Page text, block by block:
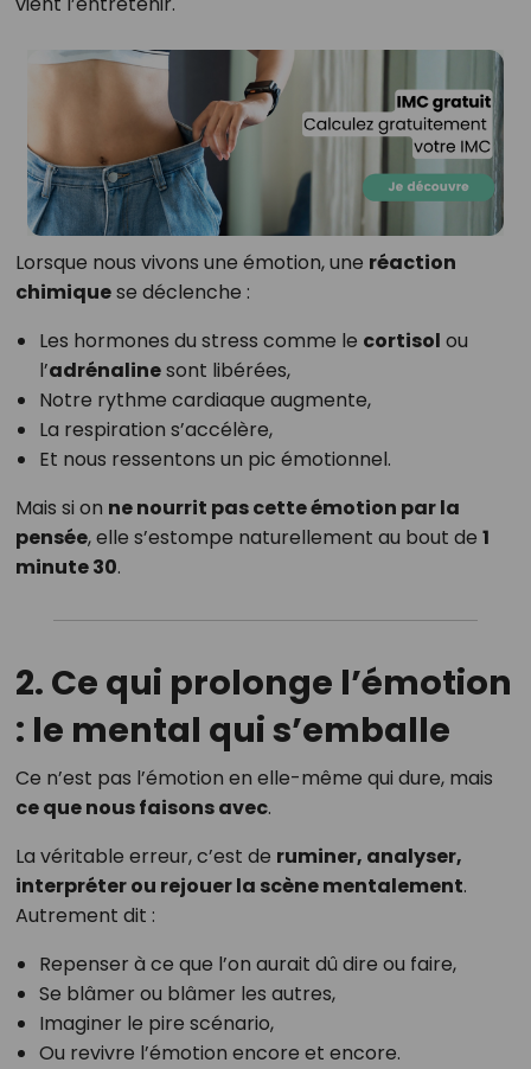
Lorsque nous vivons une émotion, une réaction
chimiquese déclenche :
Les hormones du stress comme le cortisol ou
l’adrénalinesont libérées,
Notre rythme cardiaque augmente,
La respiration s’accélère,
Et nous ressentons un pic émotionnel.
Mais si on ne nourrit pas cette émotion par la
pensée, elle s’estompe naturellement au bout de 1
minute 30.
2. Ce qui prolonge l’émotion
: le mental qui s’emballe
Ce n’est pas l’émotion en elle-même qui dure, mais
ce que nous faisons avec.
La véritable erreur, c’est de ruminer, analyser,
interpréter ou rejouer la scène mentalement.
Autrement dit :
Repenser à ce que l’on aurait dû dire ou faire,
Se blâmer ou blâmer les autres,
Imaginer le pire scénario,
Ou revivre l’émotion encore et encore.